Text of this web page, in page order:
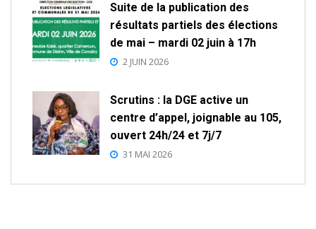
Suite de la publication des
résultats partiels des élections
de mai – mardi 02 juin à 17h
2 JUIN 2026
Scrutins : la DGE active un
centre d’appel, joignable au 105,
ouvert 24h/24 et 7j/7
31 MAI 2026